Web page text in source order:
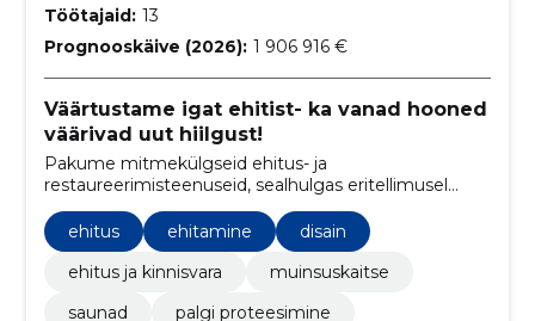
Töötajaid: 13
Prognooskäive (2026): 1 906 916 €
Väärtustame igat ehitist- ka vanad hooned
väärivad uut hiilgust!
Pakume mitmekülgseid ehitus- ja
restaureerimisteenuseid, sealhulgas eritellimusel
valmistatud saunade, akende, uste, fassaadide ja
katuste tööde teostamist
ehitus ehitamine
disain
ehitus ja kinnisvara
muinsuskaitse
saunad
palgi proteesimine